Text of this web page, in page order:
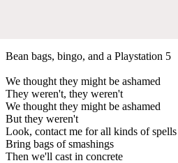
Bean bags, bingo, and a Playstation 5
We thought they might be ashamed
They weren't, they weren't
We thought they might be ashamed
But they weren't
Look, contact me for all kinds of spells
Bring bags of smashings
Then we'll cast in concrete